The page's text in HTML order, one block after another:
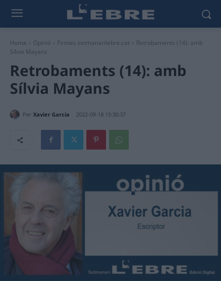
Home Opinió Firmes setmanarilebre.cat
Retrobaments (14): amb
Sílvia Mayans
Retrobaments (14): amb
Sílvia Mayans
Per Xavier Garcia 2022-09-18 15:30:37